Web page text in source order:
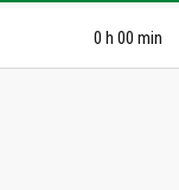
0 h 00 min